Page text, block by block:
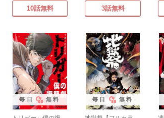
10話無料 3話無料
毎日 無料 毎日 無料